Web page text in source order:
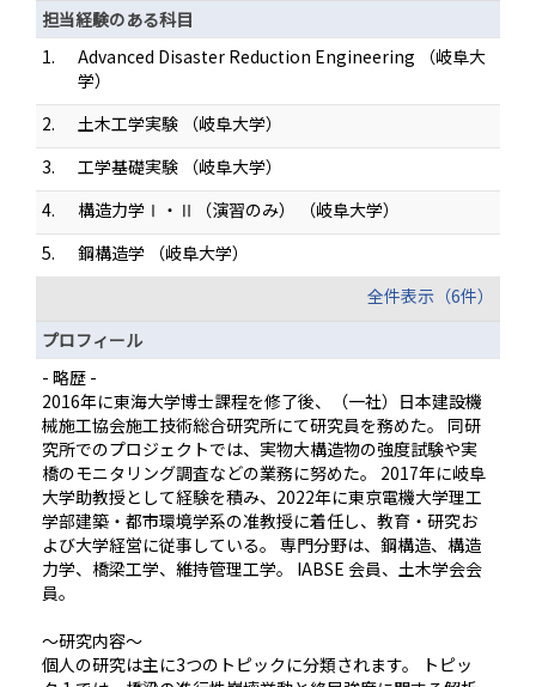
担当経験のある科目
1.
Advanced Disaster Reduction Engineering （岐阜大
学）
2.
土木工学実験 （岐阜大学）
3.
工学基礎実験 （岐阜大学）
4.
構造力学Ⅰ・Ⅱ（演習のみ） （岐阜大学）
5.
鋼構造学 （岐阜大学）
全件表示（6件）
プロフィール
- 略歴 -
2016年に東海大学博士課程を修了後、（一社）日本建設機
械施工協会施工技術総合研究所にて研究員を務めた。 同研
究所でのプロジェクトでは、実物大構造物の強度試験や実
橋のモニタリング調査などの業務に努めた。 2017年に岐阜
大学助教授として経験を積み、2022年に東京電機大学理工
学部建築・都市環境学系の准教授に着任し、教育・研究お
よび大学経営に従事している。 専門分野は、鋼構造、構造
力学、橋梁工学、維持管理工学。 IABSE 会員、土木学会会
員。
～研究内容～
個人の研究は主に3つのトピックに分類されます。 トピッ